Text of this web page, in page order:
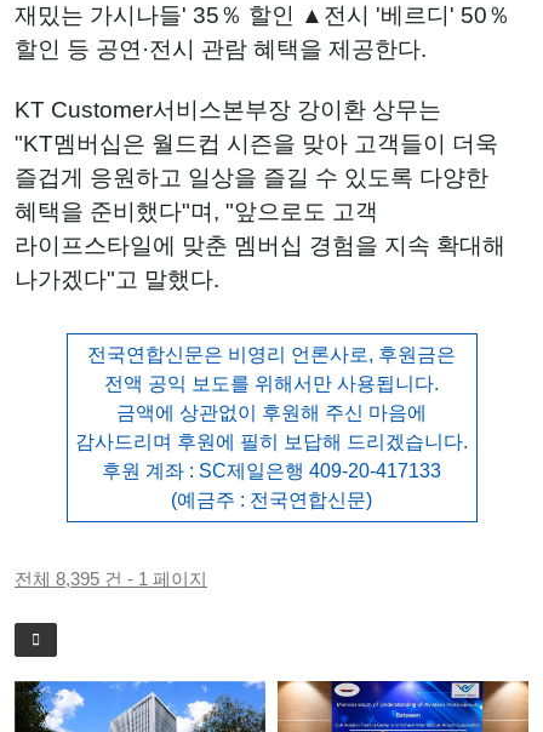
재밌는 가시나들' 35％ 할인 ▲전시 '베르디' 50％
할인 등 공연·전시 관람 혜택을 제공한다.
KT Customer서비스본부장 강이환 상무는
"KT멤버십은 월드컵 시즌을 맞아 고객들이 더욱
즐겁게 응원하고 일상을 즐길 수 있도록 다양한
혜택을 준비했다"며, "앞으로도 고객
라이프스타일에 맞춘 멤버십 경험을 지속 확대해
나가겠다"고 말했다.
전국연합신문은 비영리 언론사로, 후원금은
전액 공익 보도를 위해서만 사용됩니다.
금액에 상관없이 후원해 주신 마음에
감사드리며 후원에 필히 보답해 드리겠습니다.
후원 계좌 : SC제일은행 409-20-417133
(예금주 : 전국연합신문)
전체 8,395 건 - 1 페이지